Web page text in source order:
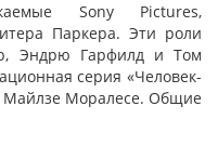
Sony Pictures,
Паркера. Эти роли
Эндрю Гарфилд и Том
серия «Человек-
Майлзе Моралесе. Общие